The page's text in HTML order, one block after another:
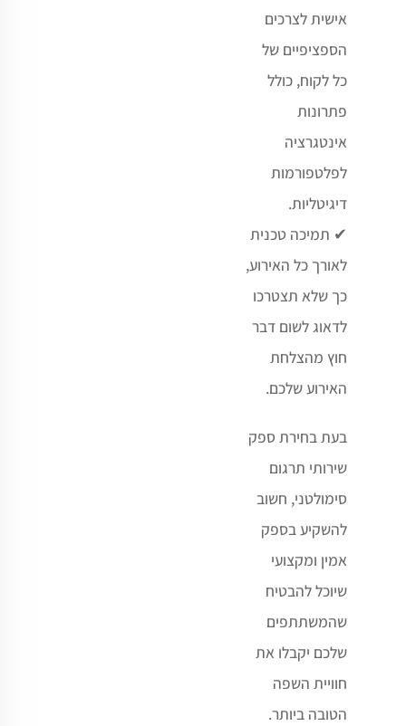
אישית לצרכים
הספציפיים של
כל לקוח, כולל
פתרונות
אינטגרציה
לפלטפורמות
דיגיטליות.
✔ תמיכה טכנית
לאורך כל האירוע,
כך שלא תצטרכו
לדאוג לשום דבר
חוץ מהצלחת
האירוע שלכם.
בעת בחירת ספק
שירותי תרגום
סימולטני, חשוב
להשקיע בספק
אמין ומקצועי
שיוכל להבטיח
שהמשתתפים
שלכם יקבלו את
חוויית השפה
הטובה ביותר.